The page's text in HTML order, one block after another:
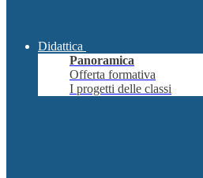
Didattica
Panoramica
Offerta formativa
I progetti delle classi